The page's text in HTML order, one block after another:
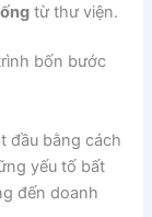
từ thư viện.
bốn bước
đầu bằng cách
yếu tố bất
đến doanh